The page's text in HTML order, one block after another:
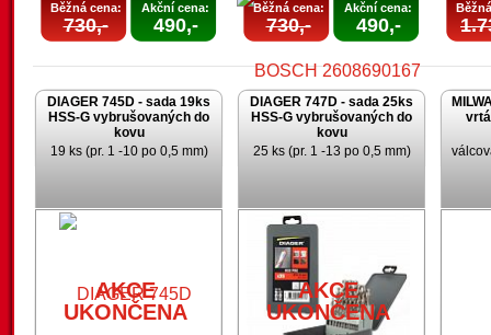
Běžná cena:
730,-
Akční cena:
490,-
AKCE
UKONČENA
Běžná cena:
730,-
Akční cena:
490,-
DIAGER 745D - sada 19ks
HSS-G vybrušovaných do
kovu
19 ks (pr. 1 -10 po 0,5 mm)
AKCE
UKONČENA
DIAGER 747D - sada 25ks
HSS-G vybrušovaných do
kovu
25 ks (pr. 1 -13 po 0,5 mm)
AKCE
UKONČENA